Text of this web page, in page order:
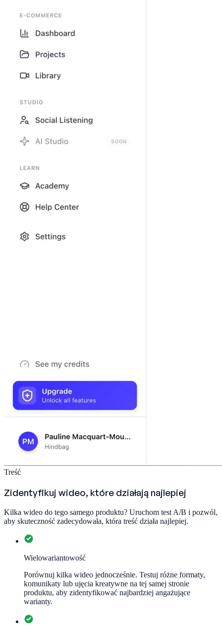
Treść
Zidentyfikuj wideo, które działają najlepiej
Kilka wideo do tego samego produktu? Uruchom test A/B i pozwól,
aby skuteczność zadecydowała, która treść działa najlepiej.
Wielowariantowość
Porównuj kilka wideo jednocześnie. Testuj różne formaty,
komunikaty lub ujęcia kreatywne na tej samej stronie
produktu, aby zidentyfikować najbardziej angażujące
warianty.